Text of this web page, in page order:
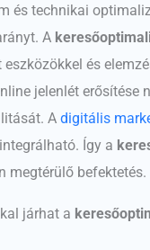
és technikai
A
és
jelenlét erősítése
A digitális
Így a
megtérülő befektetés.
járhat a